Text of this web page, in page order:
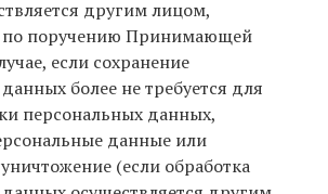
другим лицом,
поручению Принимающей
если сохранение
более не требуется для
персональных данных,
данные или
(если обработка